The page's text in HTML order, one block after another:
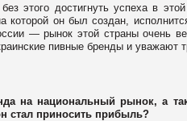
этого достигнуть успеха в
которой он был создан,
— рынок этой страны очень
пивные бренды и уважают
на национальный рынок, а
стал приносить прибыль?